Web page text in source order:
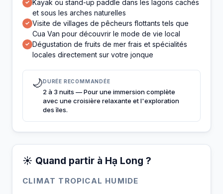
✓ Kayak ou stand-up paddle dans les lagons cachés
et sous les arches naturelles
✓ Visite de villages de pêcheurs flottants tels que
Cua Van pour découvrir le mode de vie local
✓ Dégustation de fruits de mer frais et spécialités
locales directement sur votre jonque
🌙DURÉE RECOMMANDÉE
2 à 3 nuits — Pour une immersion complète
avec une croisière relaxante et l'exploration
des îles.
☀️ Quand partir à Hạ Long ?
CLIMAT TROPICAL HUMIDE